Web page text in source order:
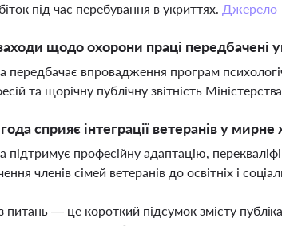
під час перебування в укриттях. Джерело
щодо охорони праці передбачені
передбачає впровадження програм
та щорічну публічну звітність
сприяє інтеграції ветеранів у мирне
підтримує професійну адаптацію,
членів сімей ветеранів до освітніх і
питань — це короткий підсумок змісту